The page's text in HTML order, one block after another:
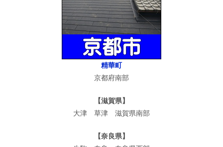
精華町
京都府南部
【滋賀県】
大津 草津 滋賀県南部
【奈良県】